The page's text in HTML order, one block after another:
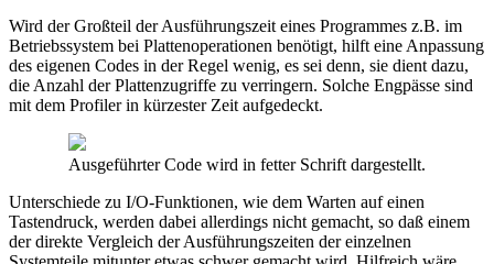
Wird der Großteil der Ausführungszeit eines Programmes z.B. im
Betriebssystem bei Plattenoperationen benötigt, hilft eine Anpassung
des eigenen Codes in der Regel wenig, es sei denn, sie dient dazu,
die Anzahl der Plattenzugriffe zu verringern. Solche Engpässe sind
mit dem Profiler in kürzester Zeit aufgedeckt.
Ausgeführter Code wird in fetter Schrift dargestellt.
Unterschiede zu I/O-Funktionen, wie dem Warten auf einen
Tastendruck, werden dabei allerdings nicht gemacht, so daß einem
der direkte Vergleich der Ausführungszeiten der einzelnen